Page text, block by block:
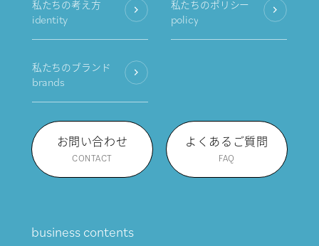
私たちの考え方
identity
私たちのポリシー
policy
私たちのブランド
brands
お問い合わせ
CONTACT
よくあるご質問
FAQ
business contents